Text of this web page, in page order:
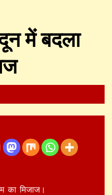
में बदला
का मिजाज।